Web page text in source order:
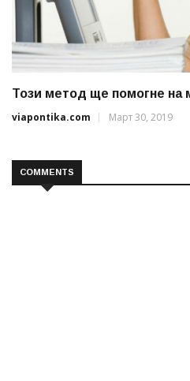
Този метод ще помогне на
viapontika.com
Март 30, 2019
COMMENTS